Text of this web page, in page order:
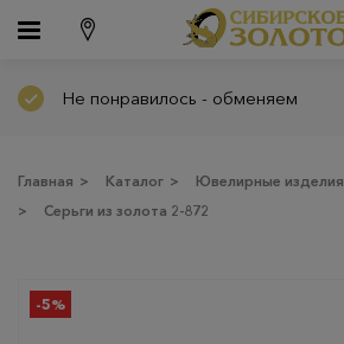
Не понравилось - обменяем
Главная > Каталог > Ювелирные изделия
>
Серьги из золота 2-872
-5%